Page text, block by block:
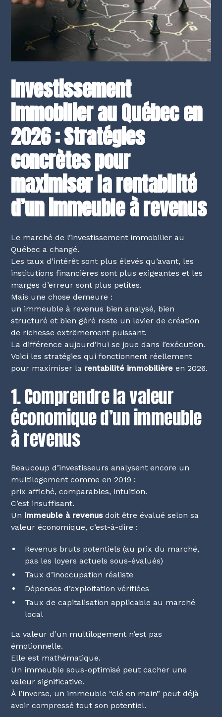
Investissement
immobilier au Québec en
2026 : Stratégies
concrètes pour
maximiser la rentabilité
d’un immeuble à revenus
Le marché de l’investissement immobilier au
Québec a changé.
Les taux d’intérêt sont plus élevés qu’avant, les
institutions financières sont plus exigeantes et les
marges d’erreur sont plus petites.
Mais une chose demeure :
un immeuble à revenus bien analysé, bien
structuré et bien géré reste un levier de création
de richesse extrêmement puissant.
La différence aujourd’hui se joue dans l’exécution.
Voici les stratégies qui fonctionnent réellement
pour maximiser la rentabilité immobilière en 2026.
1. Comprendre la valeur
économique d’un immeuble
à revenus
Beaucoup d’investisseurs analysent encore un
multilogement comme en 2019 :
prix affiché, comparables, intuition.
C’est insuffisant.
Un immeuble à revenusdoit être évalué selon sa
valeur économique, c’est-à-dire :
Revenus bruts potentiels (au prix du marché,
pas les loyers actuels sous-évalués)
Taux d’inoccupation réaliste
Dépenses d’exploitation vérifiées
Taux de capitalisation applicable au marché
local
La valeur d’un multilogement n’est pas
émotionnelle.
Elle est mathématique.
Un immeuble sous-optimisé peut cacher une
valeur significative.
À l’inverse, un immeuble “clé en main” peut déjà
avoir compressé tout son potentiel.